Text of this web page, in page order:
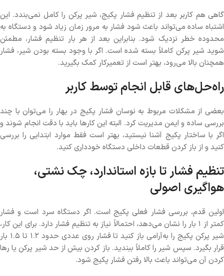
گاهی هم کاربر بعد از تنظیم فشار پکیج، شیر پرکن را کامل نمی‌بندد. این
اشتباه ساده می‌تواند باعث شود فشار به مرور زمان زیاد شود و دستگاه به
محدوده خطر نزدیک شود. بنابراین بعد از هر بار تنظیم فشار، مطمئن
شوید شیر پرکن کاملاً بسته شده است. اگر با وجود بسته بودن شیر، فشار
همچنان بالا می‌رود، بهتر است از تعمیرکار کمک بگیرید.
راه‌حل‌های قابل انجام توسط کاربر
بعضی از مشکلات مربوط به نوسان فشار پکیج در بهار را می‌توان با چند
بررسی ساده و ایمن مدیریت کرد. البته این کارها باید با دقت انجام شوند و
اگر با ساختار پکیج آشنا نیستید، بهتر است فقط موارد ابتدایی را بررسی
کنید و از باز کردن قطعات داخلی دستگاه خودداری کنید.
تنظیم فشار تا بازه استاندارد، چک نشتی،
هواگیری اصولی
اولین قدم، بررسی فشار فعلی پکیج است. اگر دستگاه سرد است و فشار
کمتر از ۱ بار را نشان می‌دهد، احتمالاً نیاز به تنظیم فشار دارد. برای این کار،
شیر پرکن پکیج را به‌آرامی باز کنید تا فشار روی عددی حدود ۱.۲ تا ۱.۵ بار
قرار بگیرد. سپس شیر را کاملاً ببندید. باز کردن بیش از حد شیر پرکن یا رها
کردن آن می‌تواند باعث بالا رفتن فشار پکیج شود.